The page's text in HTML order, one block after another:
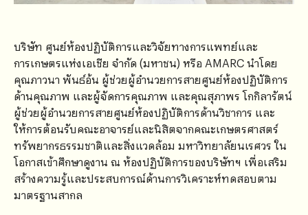
บริษัท ศูนย์ห้องปฏิบัติการและวิจัยทางการแพทย์และ
การเกษตรแห่งเอเชีย จำกัด (มหาชน) หรือ AMARC นำโดย
คุณภาวนา พันธ์อ้น ผู้ช่วยผู้อำนวยการสายศูนย์ห้องปฏิบัติการ
ด้านคุณภาพ และผู้จัดการคุณภาพ และคุณสุภาพร โกกิลารัตน์
ผู้ช่วยผู้อำนวยการสายศูนย์ห้องปฏิบัติการด้านวิชาการ และ
ให้การต้อนรับคณะอาจารย์และนิสิตจากคณะเกษตรศาสตร์
ทรัพยากรธรรมชาติและสิ่งแวดล้อม มหาวิทยาลัยนเรศวร ใน
โอกาสเข้าศึกษาดูงาน ณ ห้องปฏิบัติการของบริษัทฯ เพื่อเสริม
สร้างความรู้และประสบการณ์ด้านการวิเคราะห์ทดสอบตาม
มาตรฐานสากล